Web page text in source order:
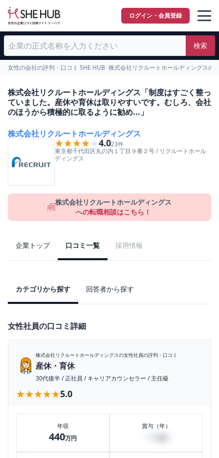
ログイン・会員登録
検索
女性の会社の評判・口コミ SHE HUB 株式会社リクルートホールディングスの
株式会社リクルートホールディングス「制度はすごく整っ
ていました。産休や育休は取りやすいです。むしろ、会社
のほうから積極的に取るように勧め...」
株式会社リクルートホールディングス
★★★★★
★★★★★4.023件
東京都千代田区丸の内１丁目９番２号/ リクルートホール
ディングス
株式会社リクルートホールディングス
への転職相談はこちら！
企業トップ 口コミ一覧 採用情報
カテゴリから探す 回答者から探す
女性社員の口コミ詳細
株式会社リクルートホールディングスの女性社員の評判・口コミ
産休・育休
30代後半/正社員 /キャリアカウンセラー /主任級
★★★★★
★★★★★5.0
年収
440万円
賞与（年）